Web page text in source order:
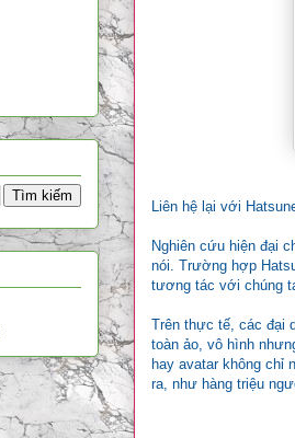
Liên hệ lại với
Nghiên cứu hiện đại
nói. Trường hợp
tương tác với chúng
Trên thực tế, các đại
toàn ảo, vô hình
hay avatar không chỉ
ra, như hàng triệu